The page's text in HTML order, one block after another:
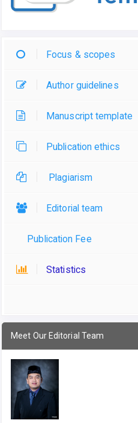
Focus & scopes
Author guidelines
Manuscript template
Publication ethics
Plagiarism
Editorial team
Publication Fee
Statistics
Meet Our Editorial Team